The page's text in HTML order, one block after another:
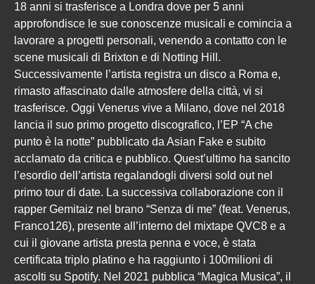
18 anni si trasferisce a Londra dove per 5 anni
approfondisce le sue conoscenze musicali e comincia a
lavorare a progetti personali, venendo a contatto con le
scene musicali di Brixton e di Notting Hill.
Successivamente l’artista registra un disco a Roma e,
rimasto affascinato dalle atmosfere della città, vi si
trasferisce. Oggi Venerus vive a Milano, dove nel 2018
lancia il suo primo progetto discografico, l’EP “A che
punto è la notte” pubblicato da Asian Fake e subito
acclamato da critica e pubblico. Quest’ultimo ha sancito
l’esordio dell’artista regalandogli diversi sold out nel
primo tour di date. La successiva collaborazione con il
rapper Gemitaiz nel brano “Senza di me” (feat. Venerus,
Franco126), presente all’interno del mixtape QVC8 e a
cui il giovane artista presta penna e voce, è stata
certificata triplo platino e ha raggiunto i 100milioni di
ascolti su Spotify. Nel 2021 pubblica “Magica Musica”, il